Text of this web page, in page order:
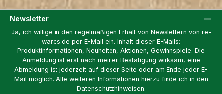
Newsletter
Ja, ich willige in den regelmäßigen Erhalt von Newslettern von re-
wares.de per E-Mail ein. Inhalt dieser E-Mails:
Produktinformationen, Neuheiten, Aktionen, Gewinnspiele. Die
Anmeldung ist erst nach meiner Bestätigung wirksam, eine
Abmeldung ist jederzeit auf dieser Seite oder am Ende jeder E-
Mail möglich. Alle weiteren Informationen hierzu finde ich in den
Datenschutzhinweisen.